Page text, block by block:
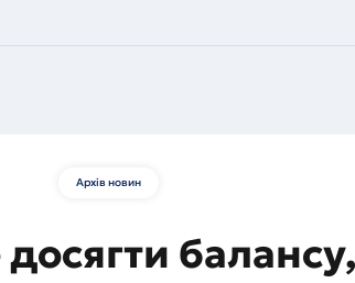
Архів новин
досягти